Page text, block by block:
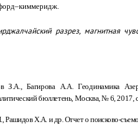
разрез, магнитная
З.А., Багирова А.А. Геодинамика
бюллетень, Москва, № 6, 2017,
Рашидов Х.А. и др. Отчет о поисково-